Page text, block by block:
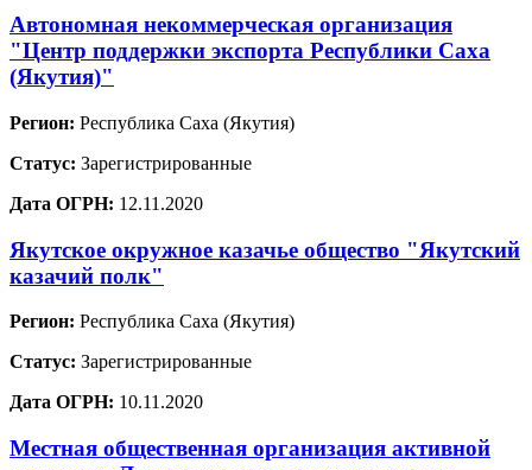
Автономная некоммерческая организация
"Центр поддержки экспорта Республики Саха
(Якутия)"
Регион: Республика Саха (Якутия)
Статус: Зарегистрированные
Дата ОГРН: 12.11.2020
Якутское окружное казачье общество "Якутский
казачий полк"
Регион: Республика Саха (Якутия)
Статус: Зарегистрированные
Дата ОГРН: 10.11.2020
Местная общественная организация активной